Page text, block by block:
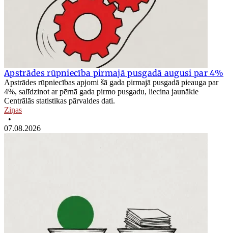
Apstrādes rūpniecība pirmajā pusgadā augusi par 4%
Apstrādes rūpniecības apjomi šā gada pirmajā pusgadā pieauga par
4%, salīdzinot ar pērnā gada pirmo pusgadu, liecina jaunākie
Centrālās statistikas pārvaldes dati.
Ziņas
•
07.08.2026